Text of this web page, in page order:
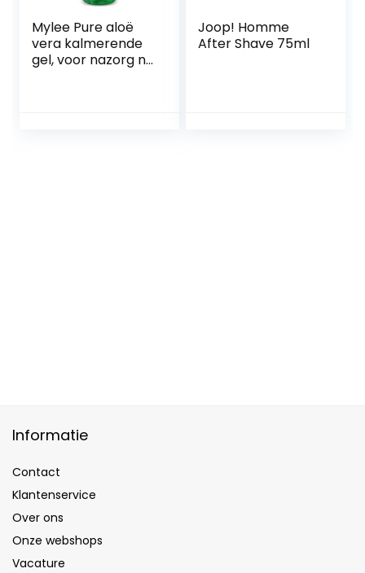
Mylee Pure aloë
vera kalmerende
gel, voor nazorg na
Joop! Homme
After Shave 75ml
Informatie
Contact
Klantenservice
Over ons
Onze webshops
Vacature